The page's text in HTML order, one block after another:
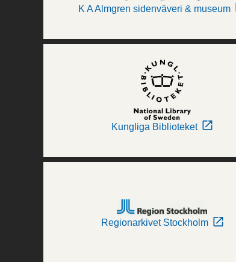
K A Almgren sidenväveri & museum
Kungliga Biblioteket
Regionarkivet Stockholm